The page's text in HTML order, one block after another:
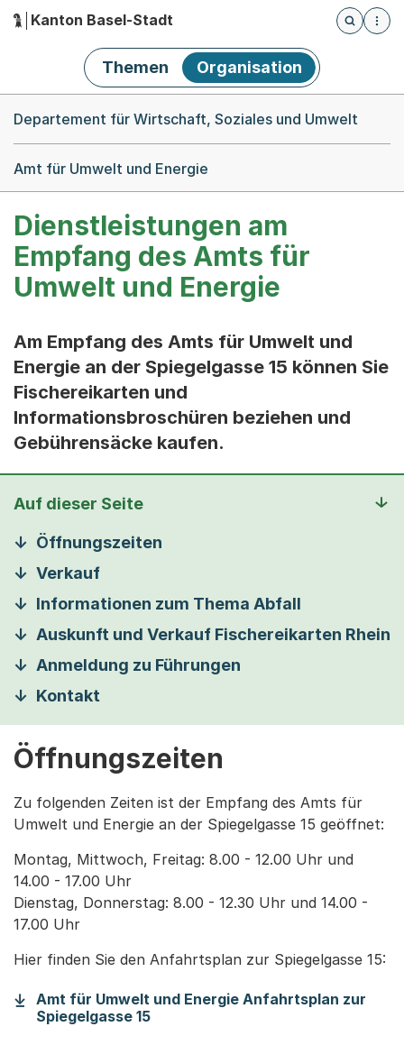
Hauptnavigation
Kanton Basel-Stadt
Öffnet
Themen Organisation
Departement für Wirtschaft, Soziales und Umwelt
Amt für Umwelt und Energie
Dienstleistungen am
Empfang des Amts für
Umwelt und Energie
Am Empfang des Amts für Umwelt und
Energie an der Spiegelgasse 15 können Sie
Fischereikarten und
Informationsbroschüren beziehen und
Gebührensäcke kaufen.
Auf dieser Seite
Öffnungszeiten
Verkauf
Informationen zum Thema Abfall
Auskunft und Verkauf Fischereikarten Rhein
Anmeldung zu Führungen
Kontakt
Öffnungszeiten
Zu folgenden Zeiten ist der Empfang des Amts für
Umwelt und Energie an der Spiegelgasse 15 geöffnet:
Montag, Mittwoch, Freitag: 8.00 - 12.00 Uhr und
14.00 - 17.00 Uhr
Dienstag, Donnerstag: 8.00 - 12.30 Uhr und 14.00 -
17.00 Uhr
Hier finden Sie den Anfahrtsplan zur Spiegelgasse 15:
Amt für Umwelt und Energie Anfahrtsplan zur
Spiegelgasse 15(Startet einen Download)